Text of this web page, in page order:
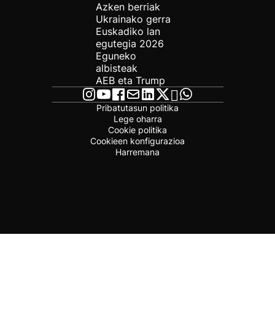
Azken berriak
Ukrainako gerra
Euskadiko lan
egutegia 2026
Eguneko
albisteak
AEB eta Trump
Pribatutasun politika
Lege oharra
Cookie politika
Cookieen konfigurazioa
Harremana